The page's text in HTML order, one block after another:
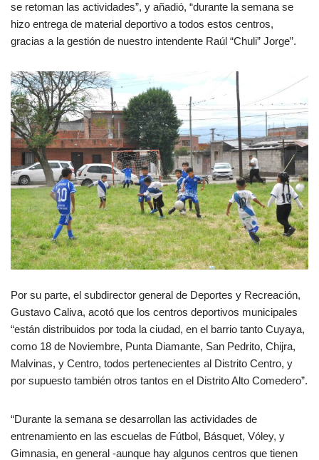
se retoman las actividades”, y añadió, “durante la semana se
hizo entrega de material deportivo a todos estos centros,
gracias a la gestión de nuestro intendente Raúl “Chuli” Jorge”.
Por su parte, el subdirector general de Deportes y Recreación,
Gustavo Caliva, acotó que los centros deportivos municipales
“están distribuidos por toda la ciudad, en el barrio tanto Cuyaya,
como 18 de Noviembre, Punta Diamante, San Pedrito, Chijra,
Malvinas, y Centro, todos pertenecientes al Distrito Centro, y
por supuesto también otros tantos en el Distrito Alto Comedero”.
“Durante la semana se desarrollan las actividades de
entrenamiento en las escuelas de Fútbol, Básquet, Vóley, y
Gimnasia, en general -aunque hay algunos centros que tienen